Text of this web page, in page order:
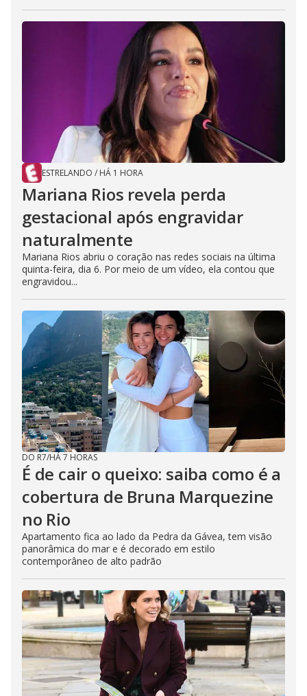
ESTRELANDO / HÁ 1 HORA
Mariana Rios revela perda
gestacional após engravidar
naturalmente
Mariana Rios abriu o coração nas redes sociais na última
quinta-feira, dia 6. Por meio de um vídeo, ela contou que
engravidou...
DO R7/HÁ 7 HORAS
É de cair o queixo: saiba como é a
cobertura de Bruna Marquezine
no Rio
Apartamento fica ao lado da Pedra da Gávea, tem visão
panorâmica do mar e é decorado em estilo
contemporâneo de alto padrão